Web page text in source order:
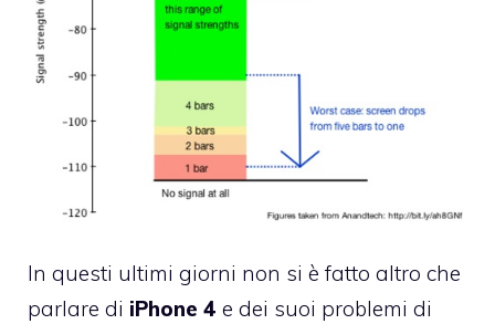
In questi ultimi giorni non si è fatto altro che
parlare di iPhone 4 e dei suoi problemi di